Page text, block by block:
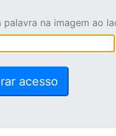
palavra na imagem ao